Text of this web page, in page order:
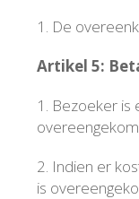
1. De
Artikel 5:
1. Bezoeker is
2. Indien er
is